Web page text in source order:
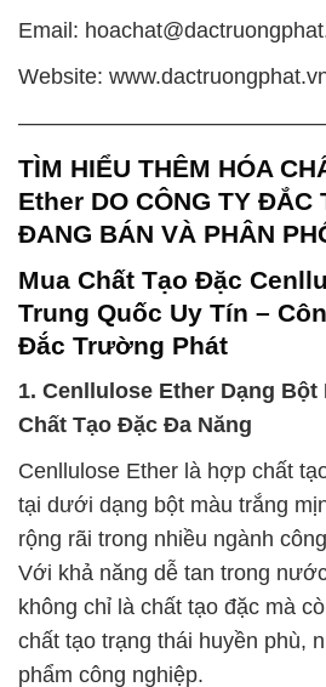
Email:
Website:
TÌM HIỂU THÊM HÓA
Ether DO CÔNG TY ĐẮC
ĐANG BÁN VÀ PHÂN
Mua Chất Tạo Đặc
Trung Quốc Uy Tín –
Đắc Trường Phát
1. Cenllulose Ether Dạng Bột
Chất Tạo Đặc Đa Năng
Cenllulose Ether là hợp chất
tại dưới dạng bột màu trắng
rộng rãi trong nhiều ngành
Với khả năng dễ tan trong
không chỉ là chất tạo đặc mà
chất tạo trạng thái huyền phù,
phẩm công nghiệp.